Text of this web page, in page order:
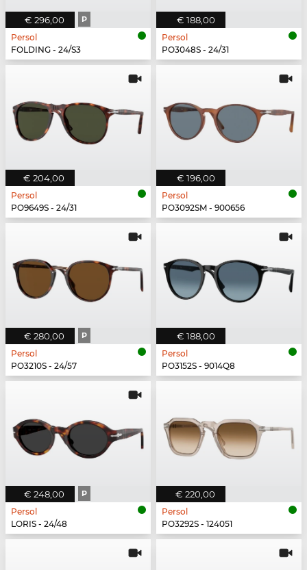
€ 296,00 P
Persol
FOLDING - 24/S3
€ 188,00
Persol
PO3048S - 24/31
€ 204,00
Persol
PO9649S - 24/31
€ 196,00
Persol
PO3092SM - 900656
€ 280,00 P
Persol
PO3210S - 24/57
€ 188,00
Persol
PO3152S - 9014Q8
€ 248,00 P
Persol
LORIS - 24/48
€ 220,00
Persol
PO3292S - 124051